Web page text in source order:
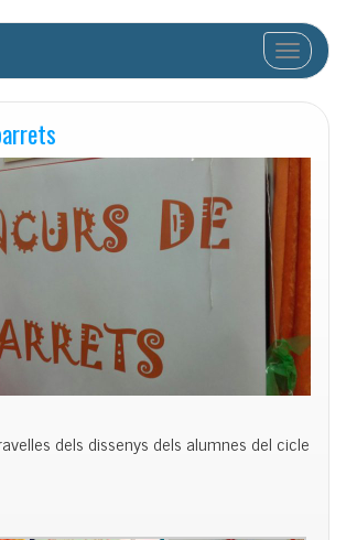
Cambiar
dels dissenys dels alumnes del cicle